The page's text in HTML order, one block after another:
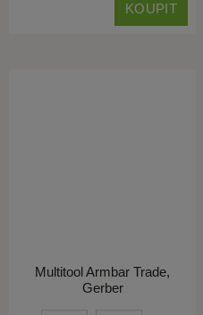
KOUPIT
Multitool Armbar Trade,
Gerber